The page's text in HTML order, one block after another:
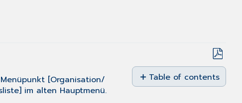
Save
as
PDF
Table of contents
No
[Organisation/
] im alten Hauptmenü.